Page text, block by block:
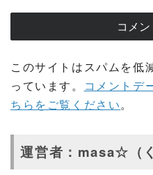
このサイトはスパムを
っています。
コメントデ
ちらをご覧ください。
運営者：masa☆（